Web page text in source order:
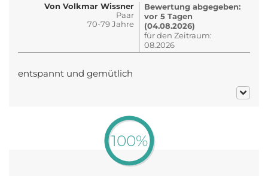
Von Volkmar Wissner
Paar
70-79 Jahre
Bewertung abgegeben:
vor 5 Tagen
(04.08.2026)
für den Zeitraum:
08.2026
entspannt und gemütlich
100%